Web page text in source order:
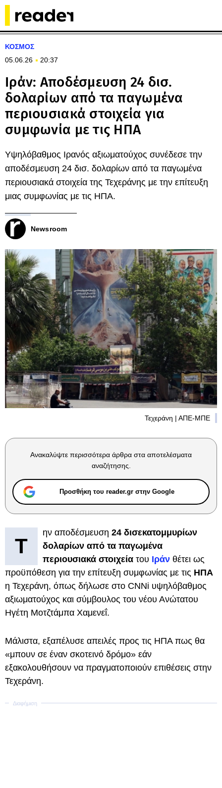
ΚΟΣΜΟΣ
05.06.26
20:37
Ιράν: Αποδέσμευση 24 δισ.
δολαρίων από τα παγωμένα
περιουσιακά στοιχεία για
συμφωνία με τις ΗΠΑ
Υψηλόβαθμος Ιρανός αξιωματούχος συνέδεσε την
αποδέσμευση 24 δισ. δολαρίων από τα παγωμένα
περιουσιακά στοιχεία της Τεχεράνης με την επίτευξη
μιας συμφωνίας με τις ΗΠΑ.
Newsroom
Τεχεράνη | ΑΠΕ-ΜΠΕ
Ανακαλύψτε περισσότερα άρθρα στα αποτελέσματα
αναζήτησης.
Προσθήκη του reader.gr στην Google
Τ
ην αποδέσμευση 24 δισεκατομμυρίων
δολαρίων από τα παγωμένα
περιουσιακά στοιχεία του Ιράν θέτει ως
προϋπόθεση για την επίτευξη συμφωνίας με τις ΗΠΑ
η Τεχεράνη, όπως δήλωσε στο CNNi υψηλόβαθμος
αξιωματούχος και σύμβουλος του νέου Ανώτατου
Ηγέτη Μοτζτάμπα Χαμενεΐ.
Μάλιστα, εξαπέλυσε απειλές προς τις ΗΠΑ πως θα
«μπουν σε έναν σκοτεινό δρόμο» εάν
εξακολουθήσουν να πραγματοποιούν επιθέσεις στην
Τεχεράνη.